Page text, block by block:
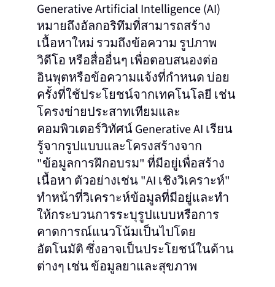
Generative Artificial Intelligence (AI)
หมายถึงอัลกอริทึมที่สามารถสร้าง
เนื้อหาใหม่ รวมถึงข้อความ รูปภาพ
วิดีโอ หรือสื่ออื่นๆ เพื่อตอบสนองต่อ
อินพุตหรือข้อความแจ้งที่กําหนด บ่อย
ครั้งที่ใช้ประโยชน์จากเทคโนโลยี เช่น
โครงข่ายประสาทเทียมและ
คอมพิวเตอร์วิทัศน์ Generative AI เรียน
รู้จากรูปแบบและโครงสร้างจาก
"ข้อมูลการฝึกอบรม" ที่มีอยู่เพื่อสร้าง
เนื้อหา ตัวอย่างเช่น "AI เชิงวิเคราะห์"
ทําหน้าที่วิเคราะห์ข้อมูลที่มีอยู่และทํา
ให้กระบวนการระบุรูปแบบหรือการ
คาดการณ์แนวโน้มเป็นไปโดย
อัตโนมัติ ซึ่งอาจเป็นประโยชน์ในด้าน
ต่างๆ เช่น ข้อมูลยาและสุขภาพ